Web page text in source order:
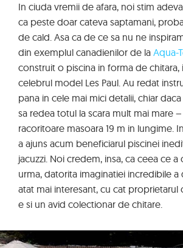
In ciuda vremii de afara, noi stim
ca peste doar cateva saptamani,
de cald. Asa ca de ce sa nu ne
din exemplul canadienilor de la Aqua-
construit o piscina in forma de chitara,
celebrul model Les Paul. Au redat
pana in cele mai mici detalii, chiar
sa redea totul la scara mult mai mare
racoritoare masoara 19 m in lungime.
a ajuns acum beneficiarul piscinei
jacuzzi. Noi credem, insa, ca ceea ce
urma, datorita imaginatiei incredibile a
atat mai interesant, cu cat proprietarul
e si un avid colectionar de chitare.